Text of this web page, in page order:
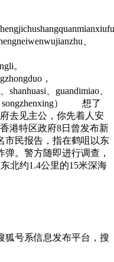
、
。
，
shanhuasi、guandimiao、
songzhenxing） 想了
去见主公，你先着人安
特区政府8日曾发布新
市民报告，指在鹤咀以东
。警方随即进行调查，
北约1.4公里的15米深海
狐号系信息发布平台，搜